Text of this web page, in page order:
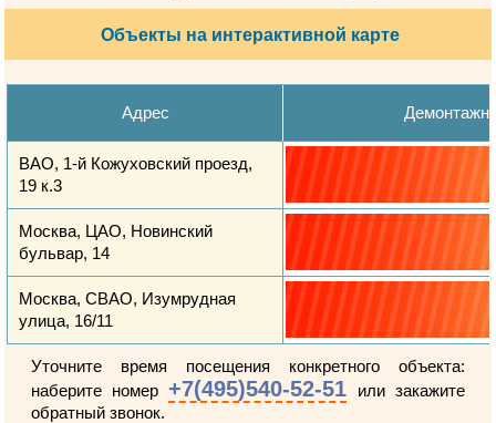
Объекты на интерактивной карте
Адрес
ВАО, 1-й Кожуховский проезд,
19 к.3
Москва, ЦАО, Новинский
бульвар, 14
Москва, СВАО, Изумрудная
улица, 16/11
Уточните время посещения конкретного объекта:
наберите номер+7(495)540-52-51 или закажите
обратный звонок.